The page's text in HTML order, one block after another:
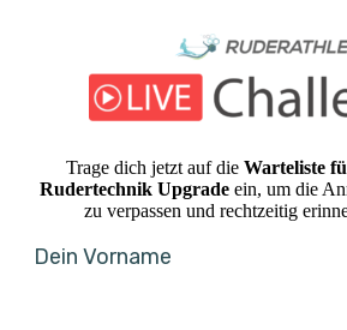
Trage dich jetzt auf die Warteliste
Rudertechnik Upgrade ein, um die
zu verpassen und rechtzeitig
Dein Vorname